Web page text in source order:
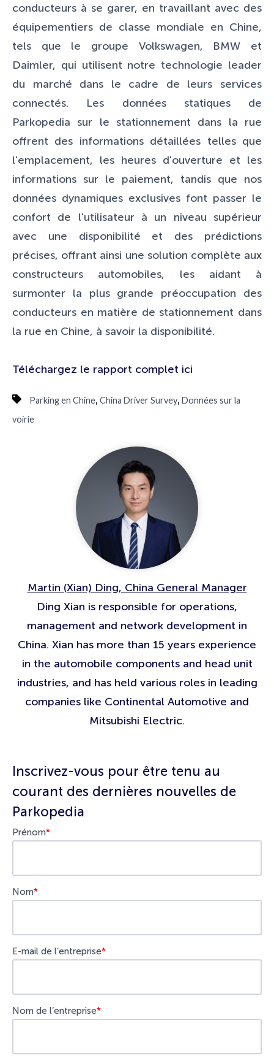
conducteurs à se garer, en travaillant avec des
équipementiers de classe mondiale en Chine,
tels que le groupe Volkswagen, BMW et
Daimler, qui utilisent notre technologie leader
du marché dans le cadre de leurs services
connectés. Les données statiques de
Parkopedia sur le stationnement dans la rue
offrent des informations détaillées telles que
l'emplacement, les heures d'ouverture et les
informations sur le paiement, tandis que nos
données dynamiques exclusives font passer le
confort de l'utilisateur à un niveau supérieur
avec une disponibilité et des prédictions
précises, offrant ainsi une solution complète aux
constructeurs automobiles, les aidant à
surmonter la plus grande préoccupation des
conducteurs en matière de stationnement dans
la rue en Chine, à savoir la disponibilité.
Téléchargez le rapport complet ici
Parking en Chine, China Driver Survey, Données sur la
voirie
Martin (Xian) Ding, China General Manager
Ding Xian is responsible for operations,
management and network development in
China. Xian has more than 15 years experience
in the automobile components and head unit
industries, and has held various roles in leading
companies like Continental Automotive and
Mitsubishi Electric.
Inscrivez-vous pour être tenu au
courant des dernières nouvelles de
Parkopedia
Prénom*
Nom*
E-mail de l’entreprise*
Nom de l’entreprise*